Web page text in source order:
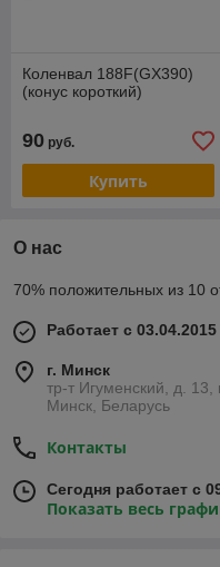
Коленвал 188F(GX390)
(конус короткий)
90 руб.
Купить
О нас
70% положительных из 10
Работает с 03.04.2015
г. Минск
тр-т Игуменский, д. 13,
Минск, Беларусь
Контакты
Сегодня работает с
Показать весь